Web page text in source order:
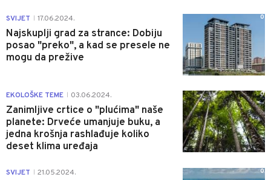
SVIJET 17.06.2024.
Najskuplji grad za strance: Dobiju
posao "preko", a kad se presele ne
mogu da prežive
0
EKOLOŠKE TEME 03.06.2024.
Zanimljive crtice o "plućima" naše
planete: Drveće umanjuje buku, a
jedna krošnja rashlađuje koliko
deset klima uređaja
0
SVIJET 21.05.2024. 0